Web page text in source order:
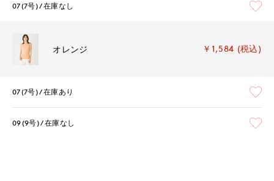
07(7号) 在庫なし
オレンジ ￥1,584 (税込)
07(7号) 在庫あり
09(9号) 在庫なし